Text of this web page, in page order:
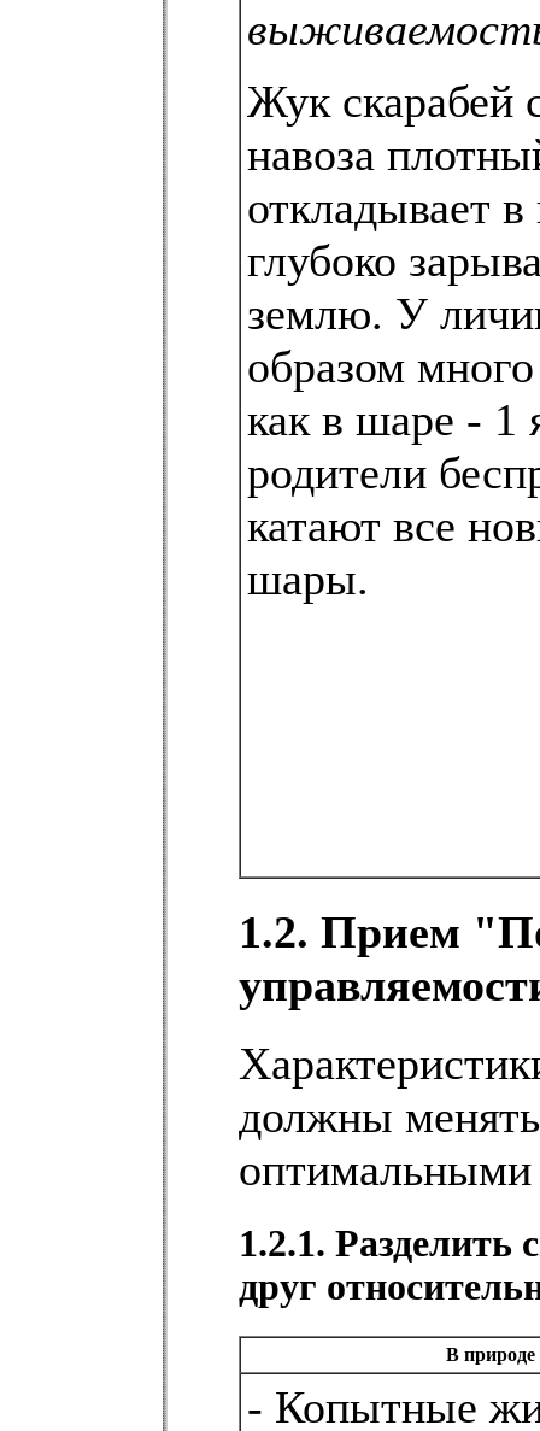
Жук скарабей
навоза
откладывает
глубоко
землю. У
образом
как в шаре - 1
родители
катают все
шары.
1.2. Прием
должны
оптимальными
1.2.1.
друг
В природе
- Копытные